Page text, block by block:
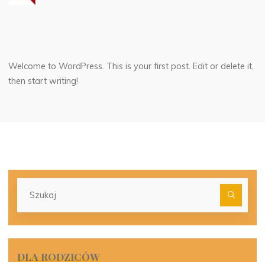
Welcome to WordPress. This is your first post. Edit or delete it,
then start writing!
DLA RODZICÓW